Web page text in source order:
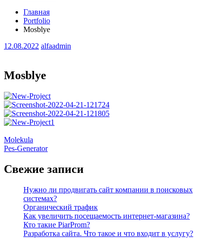
Главная
Portfolio
Mosblye
12.08.2022 alfaadmin
Mosblye
Навигация
по
записям
Molekula
Pes-Generator
Свежие записи
Нужно ли продвигать сайт компании в поисковых
системах?
Органический трафик
Как увеличить посещаемость интернет-магазина?
Кто такие PiarProm?
Разработка сайта. Что такое и что входит в услугу?